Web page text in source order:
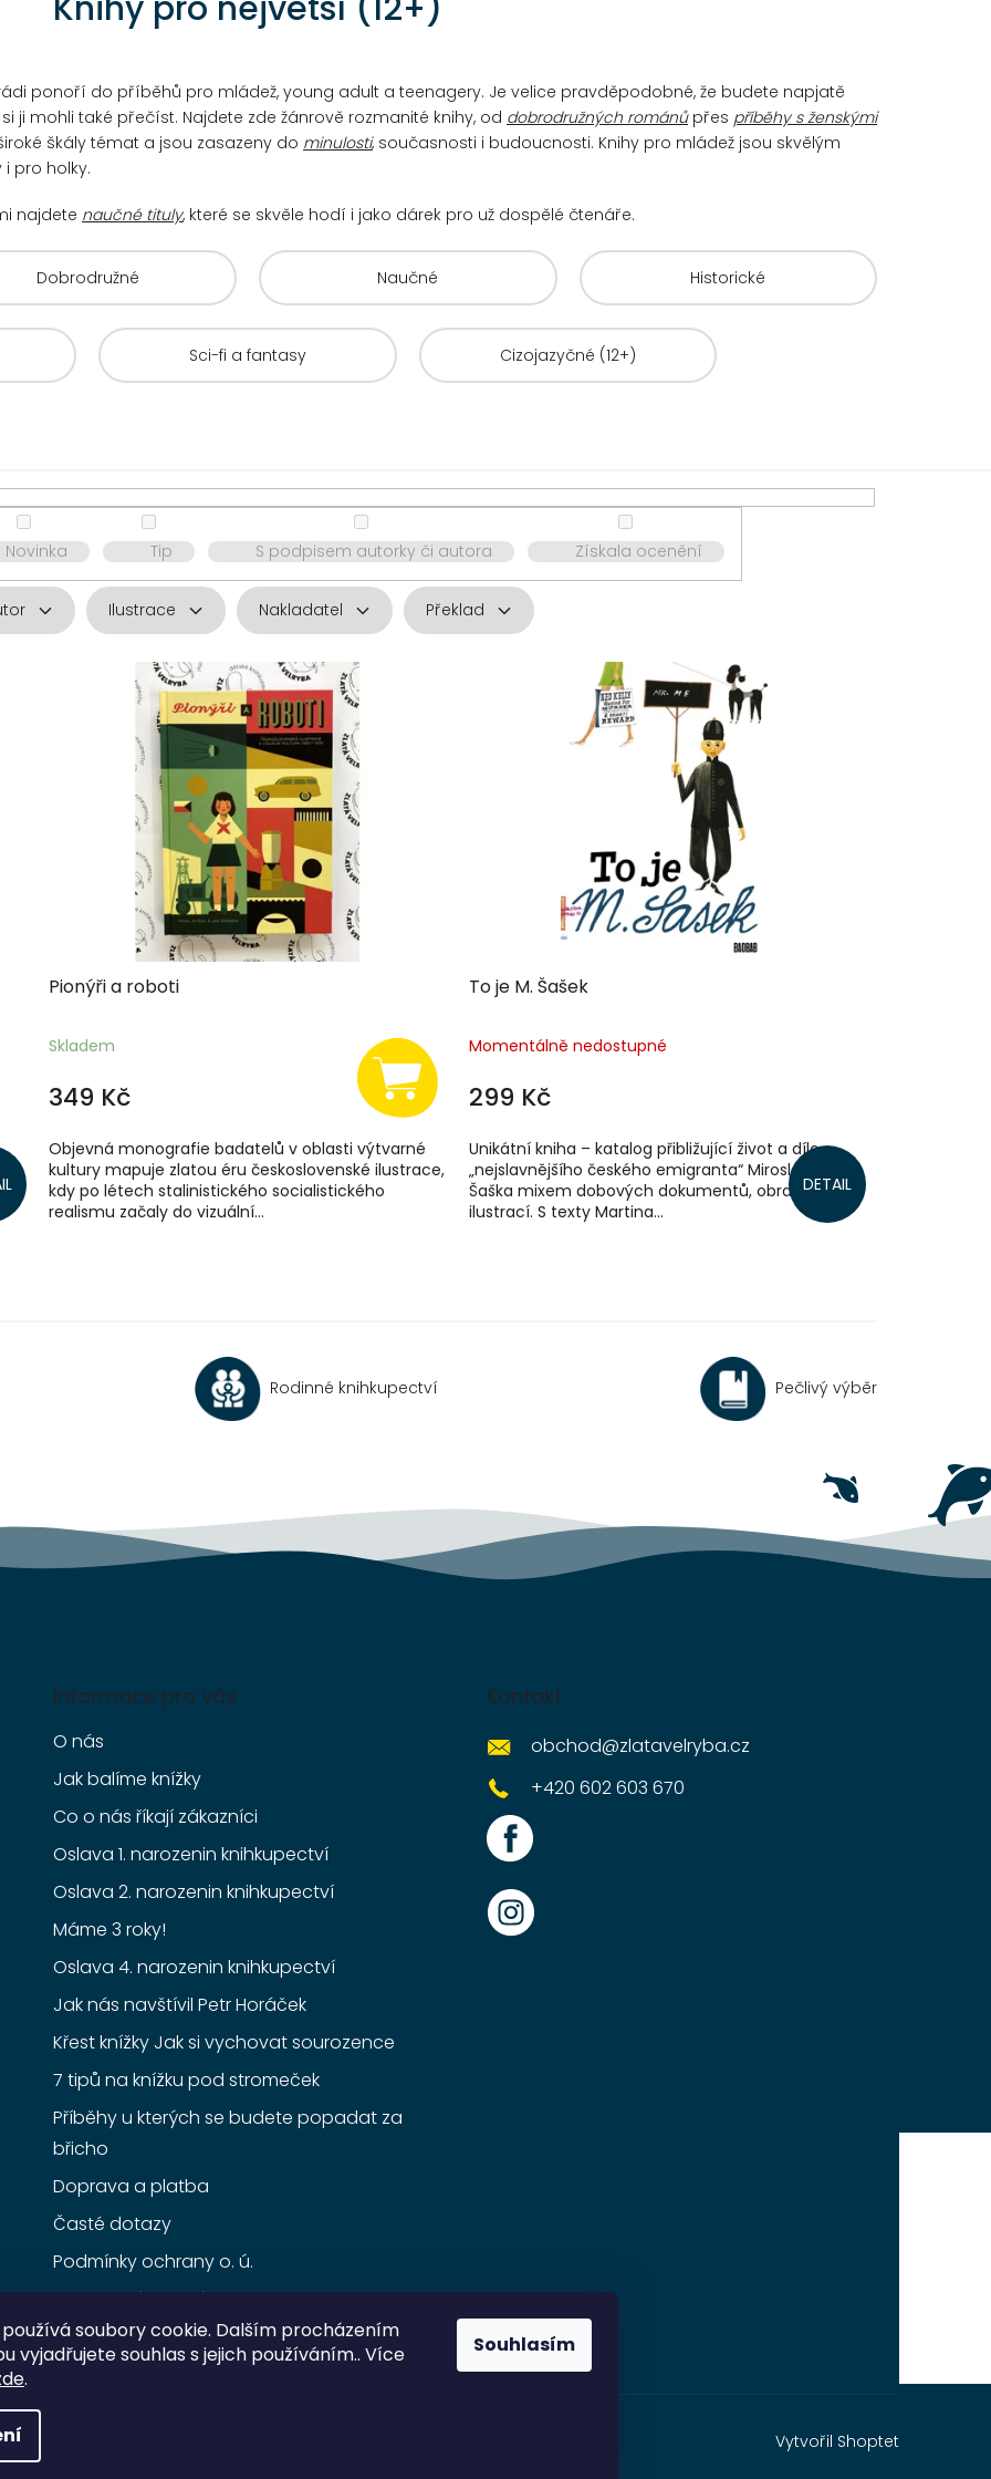
soubory cookie. Dalším procházením
vyjadřujete souhlas s jejich používáním.. Více
.
Souhlasím
ponoří do příběhů pro mládež, young adult a teenagery. Je velice pravděpodobné, že budete napjatě
ji mohli také přečíst. Najdete zde žánrově rozmanité knihy, od dobrodružných románůpřes příběhy s ženskými
škály témat a jsou zasazeny do minulosti, současnosti i budoucnosti. Knihy pro mládež jsou skvělým
pro holky.
najdete naučné tituly, které se skvěle hodí i jako dárek pro už dospělé čtenáře.
Dobrodružné Naučné Historické
Sci-fi a fantasy Cizojazyčné (12+)
Novinka Tip S podpisem autorky či autora Získala ocenění
Ilustrace Nakladatel Překlad
Pionýři a roboti
Skladem
349 Kč
Objevná monografie badatelů v oblasti výtvarné
kultury mapuje zlatou éru československé ilustrace,
kdy po létech stalinistického socialistického
realismu začaly do vizuální...
To je M. Šašek
Momentálně nedostupné
299 Kč
DETAIL
Unikátní kniha – katalog přibližující život a dílo
„nejslavnějšího českého emigranta“ Miroslava
Šaška mixem dobových dokumentů, obrazů, skic a
ilustrací. S texty Martina...
a
c
í
y
ý
Rodinné knihkupectví Pečlivý výběr
Informace pro vás
O nás
Jak balíme knížky
Co o nás říkají zákazníci
Oslava 1. narozenin knihkupectví
Oslava 2. narozenin knihkupectví
Máme 3 roky!
Oslava 4. narozenin knihkupectví
Jak nás navštívil Petr Horáček
Křest knížky Jak si vychovat sourozence
7 tipů na knížku pod stromeček
Příběhy u kterých se budete popadat za
břicho
Doprava a platba
Časté dotazy
Podmínky ochrany o. ú.
Obchodní podmínky
Kontakt
obchod@zlatavelryba.cz
+420 602 603 670
Vytvořil Shoptet